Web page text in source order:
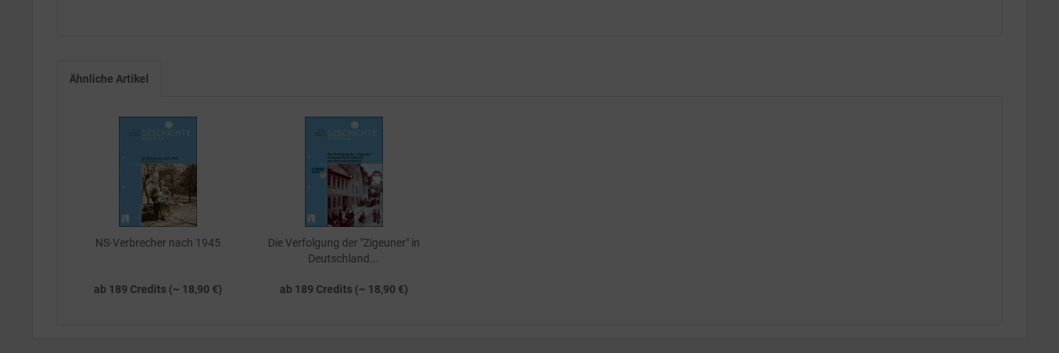
Ähnliche Artikel
NS-Verbrecher nach 1945
ab 189 Credits (~ 18,90 €)
Die Verfolgung der "Zigeuner" in
Deutschland...
ab 189 Credits (~ 18,90 €)